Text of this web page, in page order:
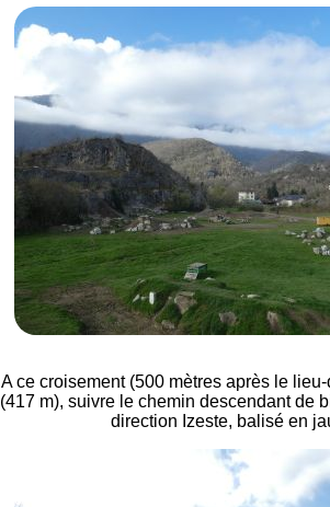
A ce croisement (500 mètres après le
(417 m), suivre le chemin descendant de
direction Izeste, balisé en